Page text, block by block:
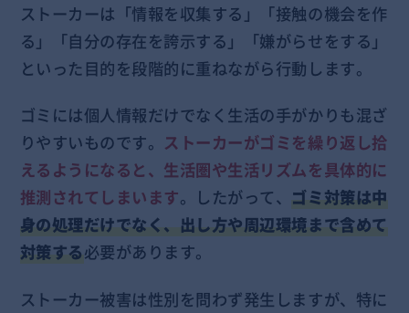
ストーカーは「情報を収集する」「接触の機会を作
る」「自分の存在を誇示する」「嫌がらせをする」
といった目的を段階的に重ねながら行動します。
ゴミには個人情報だけでなく生活の手がかりも混ざ
りやすいものです。 ストーカーがゴミを繰り返し拾
えるようになると、生活圏や生活リズムを具体的に
推測されてしまいます。したがって、 ゴミ対策は中
身の処理だけでなく、出し方や周辺環境まで含めて
対策する必要があります。
ストーカー被害は性別を問わず発生しますが、特に